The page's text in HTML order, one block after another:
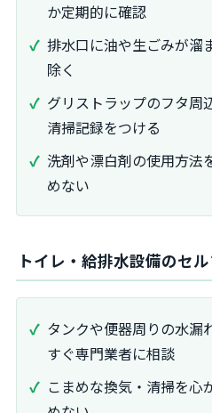
か定期的に確認
排水口に油や生ごみが溜
除く
グリストラップのフタ周
清掃記録をつける
洗剤や漂白剤の使用方法
めない
トイレ・給排水設備のセ
タンクや便器周りの水漏
すぐ専門業者に相談
こまめな換気・清掃を心